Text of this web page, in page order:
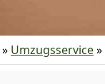
» Umzugsservice»